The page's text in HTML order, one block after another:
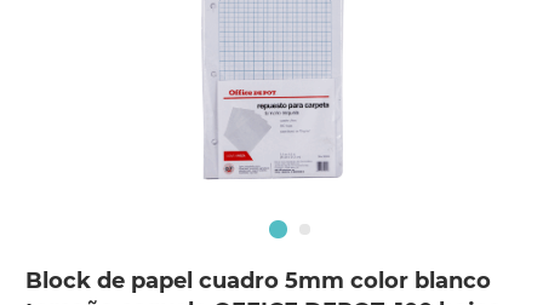
Block de papel cuadro 5mm color blanco